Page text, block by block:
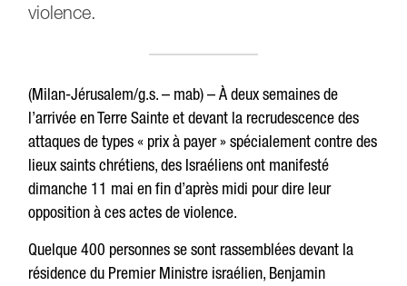
violence.
(Milan-Jérusalem/g.s. – mab) – À deux semaines de
l’arrivée en Terre Sainte et devant la recrudescence des
attaques de types « prix à payer » spécialement contre des
lieux saints chrétiens, des Israéliens ont manifesté
dimanche 11 mai en fin d’après midi pour dire leur
opposition à ces actes de violence.
Quelque 400 personnes se sont rassemblées devant la
résidence du Premier Ministre israélien, Benjamin